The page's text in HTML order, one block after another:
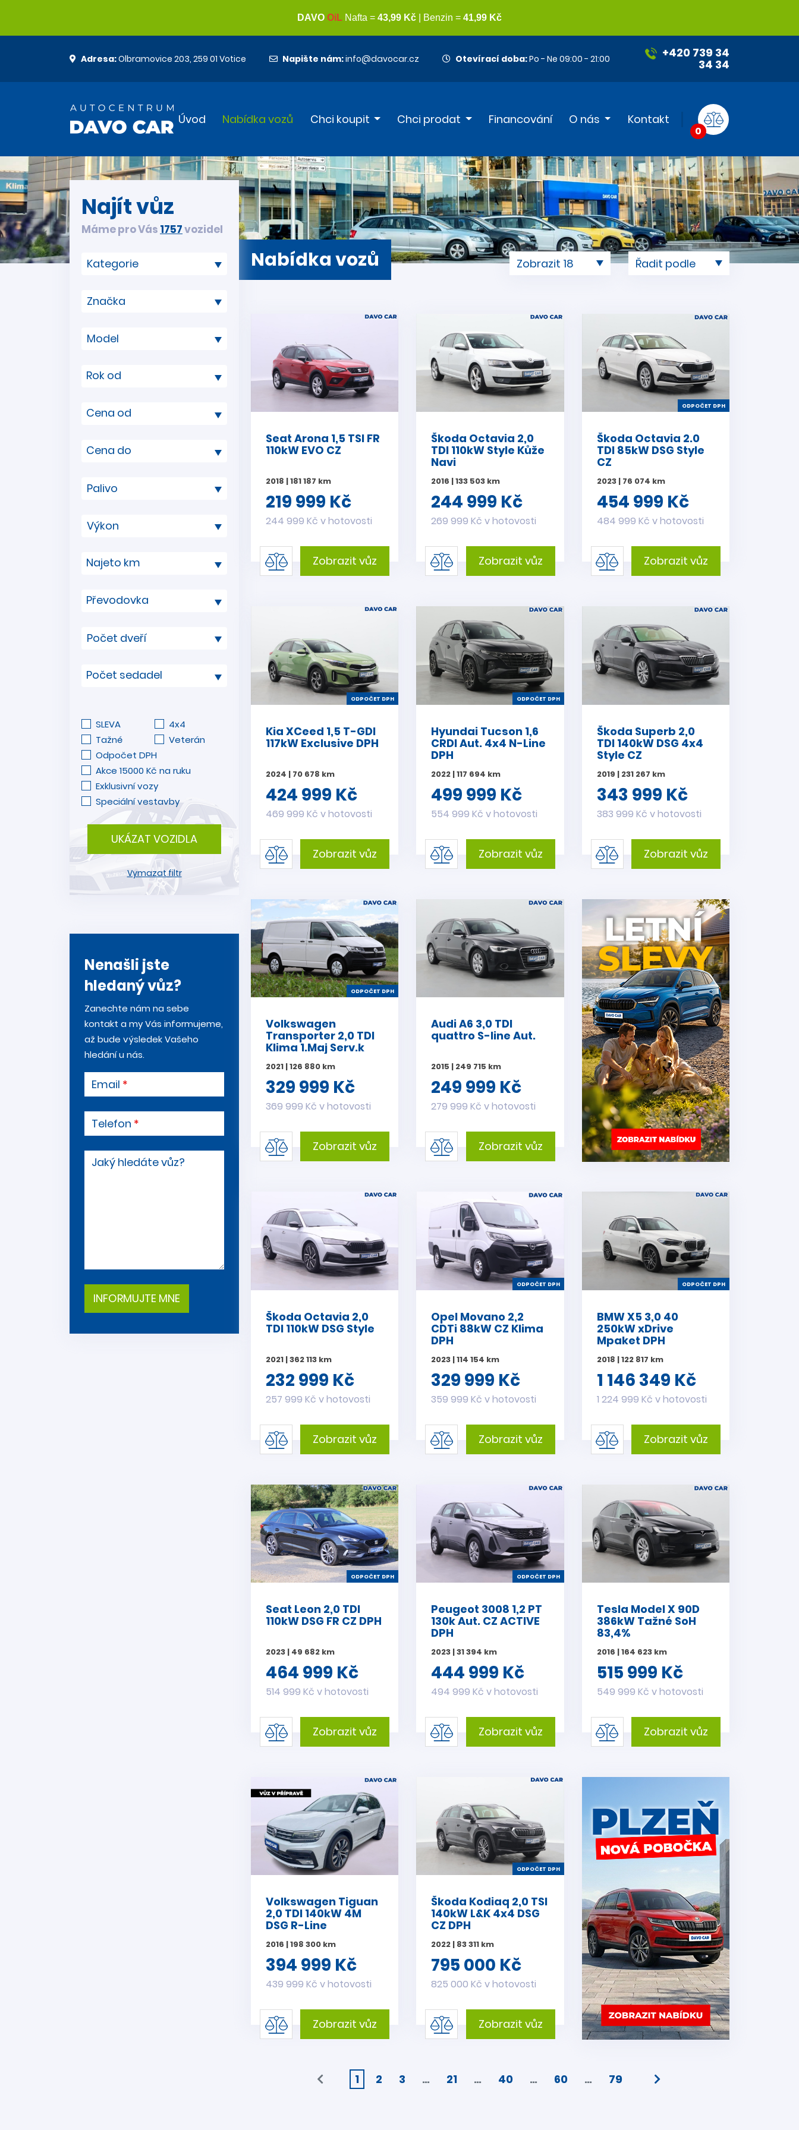
Adresa:Olbramovice 203, 259 01 Votice Napište nám:info@davocar.cz Otevírací doba:Po - Ne 09:00 - 21:00 +420 739 34
34 34
Úvod Nabídka vozů Chci koupit Chci prodat Financování O nás Kontakt
0
Nabídka vozů
Najít vůz
Máme pro Vás 1757vozidel
Rok od
Cena od
Cena do
Najeto km
Převodovka
Počet sedadel
SLEVA
4x4
Tažné
Veterán
Odpočet DPH
Akce 15000 Kč na ruku
Exklusivní vozy
Speciální vestavby
UKÁZAT VOZIDLA
Vymazat filtr
Nenašli jste
hledaný vůz?
Zanechte nám na sebe
kontakt a my Vás informujeme,
až bude výsledek Vašeho
hledání u nás.
Email
Telefon
Jaký hledáte vůz?
Seat Arona 1,5 TSI FR
110kW EVO CZ
2018 | 181 187 km
219 999 Kč
244 999 Kč v hotovosti
Zobrazit vůz
Škoda Octavia 2,0
TDI 110kW Style Kůže
Navi
2016 | 133 503 km
244 999 Kč
269 999 Kč v hotovosti
Zobrazit vůz
ODPOČET DPH
Škoda Octavia 2.0
TDI 85kW DSG Style
CZ
2023 | 76 074 km
454 999 Kč
484 999 Kč v hotovosti
Zobrazit vůz
ODPOČET DPH
Kia XCeed 1,5 T-GDI
117kW Exclusive DPH
2024 | 70 678 km
424 999 Kč
469 999 Kč v hotovosti
Zobrazit vůz
ODPOČET DPH
Hyundai Tucson 1,6
CRDI Aut. 4x4 N-Line
DPH
2022 | 117 694 km
499 999 Kč
554 999 Kč v hotovosti
Zobrazit vůz
Škoda Superb 2,0
TDI 140kW DSG 4x4
Style CZ
2019 | 231 267 km
343 999 Kč
383 999 Kč v hotovosti
Zobrazit vůz
ODPOČET DPH
Volkswagen
Transporter 2,0 TDI
Klima 1.Maj Serv.k
2021 | 126 880 km
329 999 Kč
369 999 Kč v hotovosti
Zobrazit vůz
Audi A6 3,0 TDI
quattro S-line Aut.
2015 | 249 715 km
249 999 Kč
279 999 Kč v hotovosti
Zobrazit vůz
Škoda Octavia 2,0
TDI 110kW DSG Style
2021 | 362 113 km
232 999 Kč
257 999 Kč v hotovosti
Zobrazit vůz
ODPOČET DPH
Opel Movano 2,2
CDTi 88kW CZ Klima
DPH
2023 | 114 154 km
329 999 Kč
359 999 Kč v hotovosti
Zobrazit vůz
ODPOČET DPH
BMW X5 3,0 40
250kW xDrive
Mpaket DPH
2018 | 122 817 km
1 146 349 Kč
1 224 999 Kč v hotovosti
Zobrazit vůz
ODPOČET DPH
Seat Leon 2,0 TDI
110kW DSG FR CZ DPH
2023 | 49 682 km
464 999 Kč
514 999 Kč v hotovosti
Zobrazit vůz
ODPOČET DPH
Peugeot 3008 1,2 PT
130k Aut. CZ ACTIVE
DPH
2023 | 31 394 km
444 999 Kč
494 999 Kč v hotovosti
Zobrazit vůz
Tesla Model X 90D
386kW Tažné SoH
83,4%
2016 | 164 623 km
515 999 Kč
549 999 Kč v hotovosti
Zobrazit vůz
Volkswagen Tiguan
2,0 TDI 140kW 4M
DSG R-Line
2016 | 198 300 km
394 999 Kč
439 999 Kč v hotovosti
Zobrazit vůz
ODPOČET DPH
Škoda Kodiaq 2,0 TSI
140kW L&K 4x4 DSG
CZ DPH
2022 | 83 311 km
795 000 Kč
825 000 Kč v hotovosti
Zobrazit vůz
1 2 3 … 21 … 40 … 60 … 79